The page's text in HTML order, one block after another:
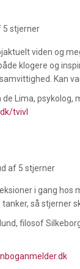
5 stjerner
viden og
klogere og
Kan
Lima, psykolog,
tvivl
af 5 stjerner
i gang hos
så stjerner
filosof